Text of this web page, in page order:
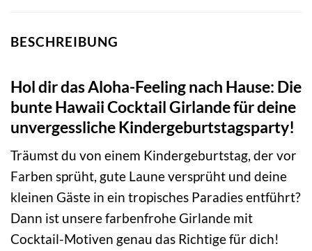
BESCHREIBUNG
Hol dir das Aloha-Feeling nach Hause: Die
bunte Hawaii Cocktail Girlande für deine
unvergessliche Kindergeburtstagsparty!
Träumst du von einem Kindergeburtstag, der vor
Farben sprüht, gute Laune versprüht und deine
kleinen Gäste in ein tropisches Paradies entführt?
Dann ist unsere farbenfrohe Girlande mit
Cocktail-Motiven genau das Richtige für dich!